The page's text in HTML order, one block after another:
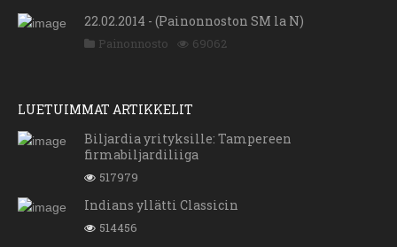
22.02.2014 - (Painonnoston SM la N)
Painonnosto 69062
LUETUIMMAT ARTIKKELIT
Biljardia yrityksille: Tampereen
firmabiljardiliiga
517979
Indians yllätti Classicin
514456